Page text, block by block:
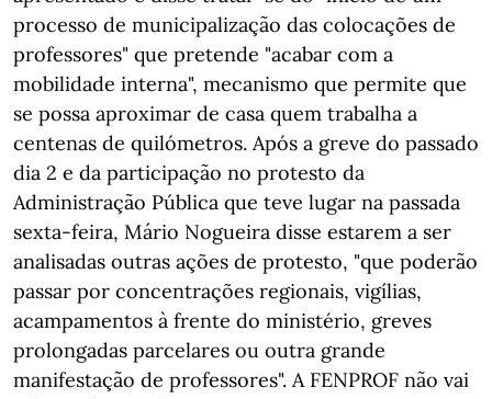
processo de municipalização das colocações de
professores" que pretende "acabar com a
mobilidade interna", mecanismo que permite que
se possa aproximar de casa quem trabalha a
centenas de quilómetros. Após a greve do passado
dia 2 e da participação no protesto da
Administração Pública que teve lugar na passada
sexta-feira, Mário Nogueira disse estarem a ser
analisadas outras ações de protesto, "que poderão
passar por concentrações regionais, vigílias,
acampamentos à frente do ministério, greves
prolongadas parcelares ou outra grande
manifestação de professores". A FENPROF não vai